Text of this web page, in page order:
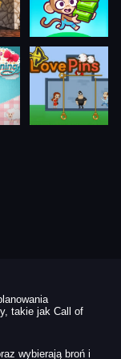
takie jak Call of
wybierają broń i